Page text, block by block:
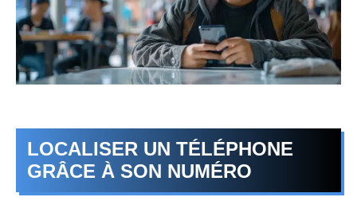
LOCALISER UN TÉLÉPHONE
GRÂCE À SON NUMÉRO